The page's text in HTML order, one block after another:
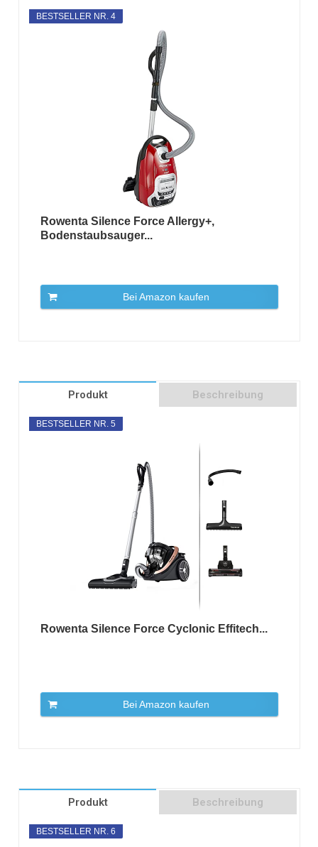
BESTSELLER NR. 4
Rowenta Silence Force Allergy+,
Bodenstaubsauger...
Bei Amazon kaufen
Produkt Beschreibung
BESTSELLER NR. 5
Rowenta Silence Force Cyclonic Effitech...
Bei Amazon kaufen
Produkt Beschreibung
BESTSELLER NR. 6